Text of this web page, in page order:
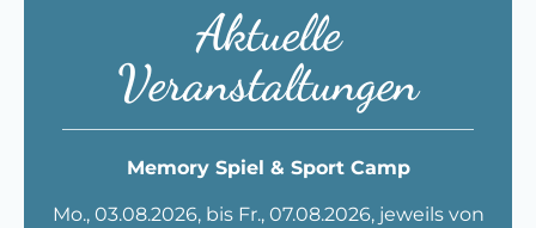
Aktuelle
Veranstaltungen
Memory Spiel & Sport Camp
Mo., 03.08.2026, bis Fr., 07.08.2026, jeweils von